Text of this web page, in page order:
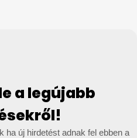
a legújabb
ha új hirdetést adnak fel ebben a